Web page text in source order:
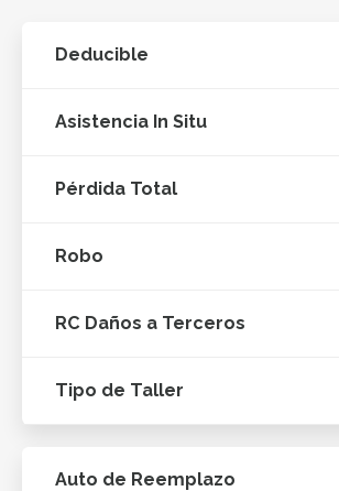
Deducible
Asistencia In Situ
Pérdida Total
Robo
RC Daños a Terceros
Tipo de Taller
Auto de Reemplazo